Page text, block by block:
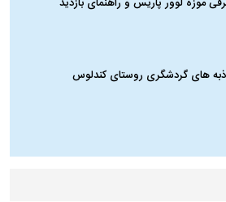
های گردشگری روستای کندلوس